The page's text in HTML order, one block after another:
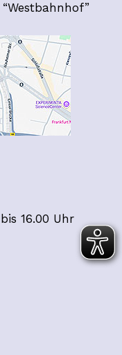
16.00 Uhr